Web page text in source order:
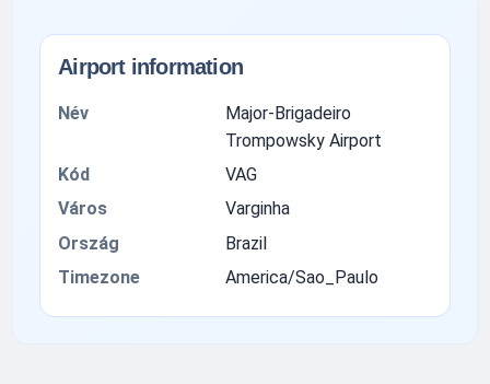
Airport information
Név
Major-Brigadeiro
Trompowsky Airport
Kód
VAG
Város
Varginha
Ország
Brazil
Timezone
America/Sao_Paulo